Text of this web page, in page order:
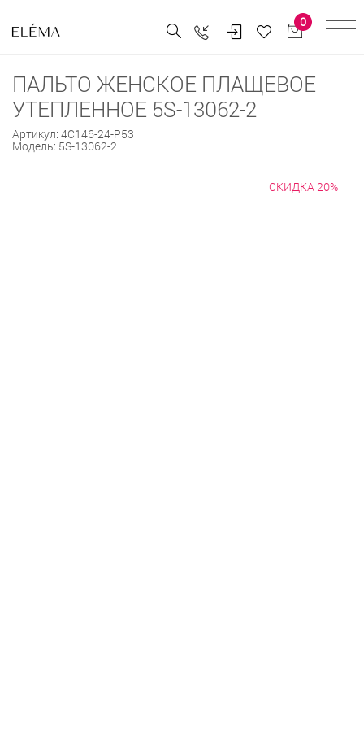
0
ПАЛЬТО ЖЕНСКОЕ ПЛАЩЕВОЕ
УТЕПЛЕННОЕ 5S-13062-2
Артикул: 4С146-24-Р53
Модель: 5S-13062-2
СКИДКА 20%